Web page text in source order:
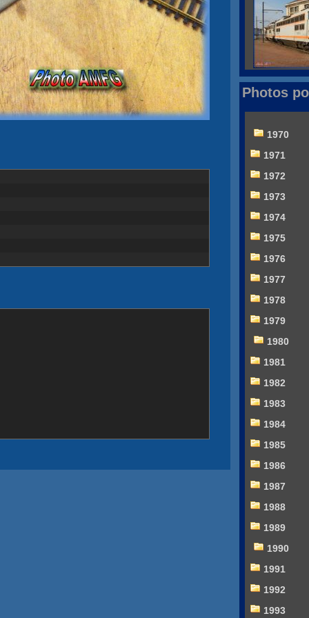
Photos
1970
1971
1972
1973
1974
1975
1976
1977
1978
1979
1980
1981
1982
1983
1984
1985
1986
1987
1988
1989
1990
1991
1992
1993